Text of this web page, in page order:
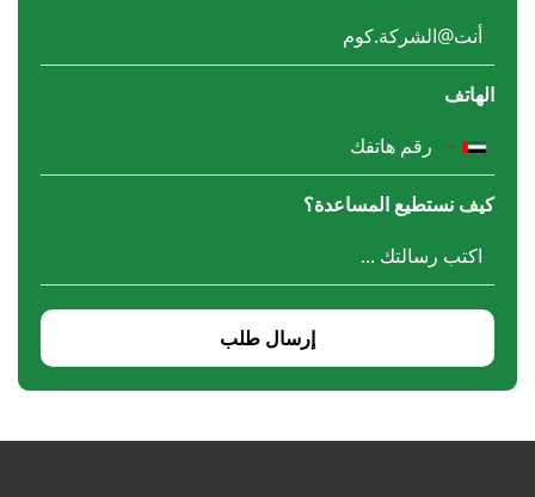
الهاتف
كيف نستطيع المساعدة؟
إرسال طلب